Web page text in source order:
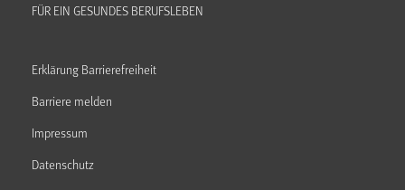
FÜR EIN GESUNDES BERUFSLEBEN
Erklärung Barrierefreiheit
Barriere melden
Impressum
Datenschutz